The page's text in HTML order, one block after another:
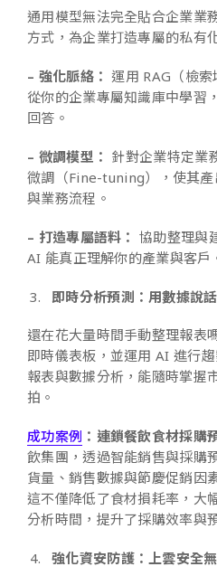
通用模型無法完全貼合企業業
方式，為企業打造專屬的私有
– 強化脈絡： 運用 RAG（檢
從你的企業專屬知識庫中學習
回答。
– 微調模型： 針對企業特定業
微調（Fine-tuning），使其
與業務流程。
– 打造專屬語料： 協助整理與
AI 能真正理解你的產業與客戶
即時分析預測：用數據說
還在花大量時間手動整理報表
即時儀表板，並運用 AI 進行
報表與數據分析，能隨時掌握
拍。
成功案例 ：連鎖餐飲食材採購
飲集團，透過智能銷售與採購
貨量、銷售數據與節慶促銷因
這不僅降低了食材損耗率，大
分析時間，提升了採購效率與
強化資安防護：上雲安全